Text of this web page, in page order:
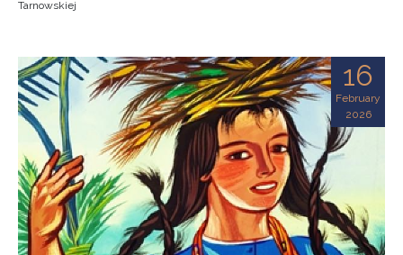
Tarnowskiej
16
February
2026